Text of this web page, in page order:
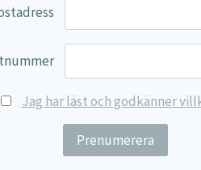
Jag har läst och godkänner